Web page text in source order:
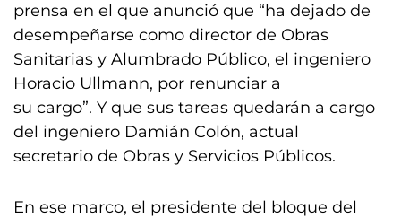
prensa en el que anunció que “ha dejado de
desempeñarse como director de Obras
Sanitarias y Alumbrado Público, el ingeniero
Horacio Ullmann, por renunciar a
su cargo”. Y que sus tareas quedarán a cargo
del ingeniero Damián Colón, actual
secretario de Obras y Servicios Públicos.
En ese marco, el presidente del bloque del